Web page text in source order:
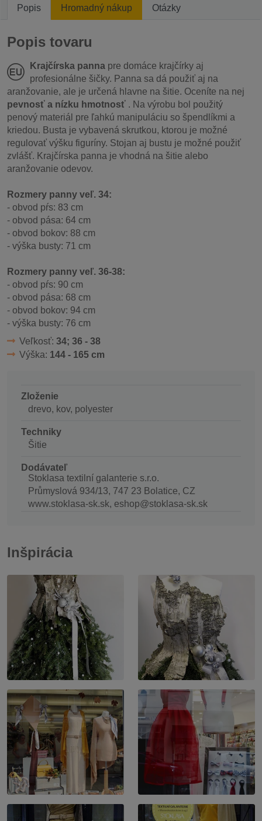
Popis Hromadný nákup Otázky
Popis tovaru
Krajčírska panna pre domáce krajčírky aj
profesionálne šičky. Panna sa dá použiť aj na
aranžovanie, ale je určená hlavne na šitie. Oceníte na nej
pevnosť a nízku hmotnosť . Na výrobu bol použitý
penový materiál pre ľahkú manipuláciu so špendlíkmi a
kriedou. Busta je vybavená skrutkou, ktorou je možné
regulovať výšku figuríny. Stojan aj bustu je možné použiť
zvlášť. Krajčírska panna je vhodná na šitie alebo
aranžovanie odevov.
Rozmery panny veľ. 34:
- obvod pŕs: 83 cm
- obvod pása: 64 cm
- obvod bokov: 88 cm
- výška busty: 71 cm
Rozmery panny veľ. 36-38:
- obvod pŕs: 90 cm
- obvod pása: 68 cm
- obvod bokov: 94 cm
- výška busty: 76 cm
Veľkosť: 34; 36 - 38
Výška: 144 - 165 cm
Zloženie
drevo, kov, polyester
Techniky
Šitie
Dodávateľ
Stoklasa textilní galanterie s.r.o.
Průmyslová 934/13, 747 23 Bolatice, CZ
www.stoklasa-sk.sk, eshop@stoklasa-sk.sk
Inšpirácia